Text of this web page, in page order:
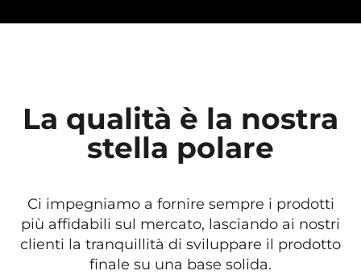
La qualità è la nostra
stella polare
Ci impegniamo a fornire sempre i prodotti
più affidabili sul mercato, lasciando ai nostri
clienti la tranquillità di sviluppare il prodotto
finale su una base solida.